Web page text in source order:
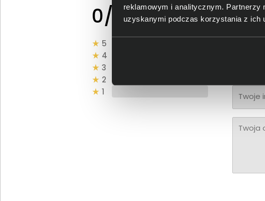
reklamowym i analitycznym. Partnerzy
uzyskanymi podczas korzystania z ich
0/5 0 - ilość opinii o
produkcie
5
4
3
2
1
Bądź
Twoja
Twoje
Twoja